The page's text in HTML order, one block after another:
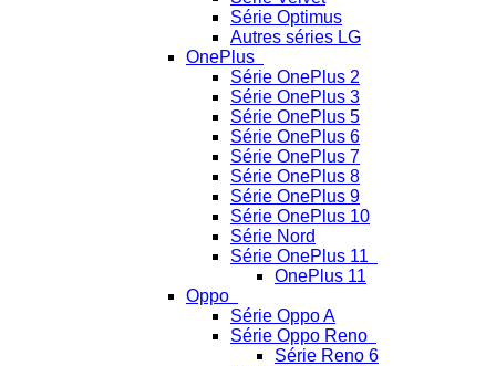
Série Optimus
Autres séries LG
OnePlus
Série OnePlus 2
Série OnePlus 3
Série OnePlus 5
Série OnePlus 6
Série OnePlus 7
Série OnePlus 8
Série OnePlus 9
Série OnePlus 10
Série Nord
Série OnePlus 11
OnePlus 11
Oppo
Série Oppo A
Série Oppo Reno
Série Reno 6